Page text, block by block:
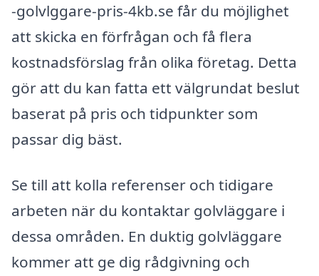
-golvlggare-pris-4kb.se får du möjlighet
att skicka en förfrågan och få flera
kostnadsförslag från olika företag. Detta
gör att du kan fatta ett välgrundat beslut
baserat på pris och tidpunkter som
passar dig bäst.
Se till att kolla referenser och tidigare
arbeten när du kontaktar golvläggare i
dessa områden. En duktig golvläggare
kommer att ge dig rådgivning och